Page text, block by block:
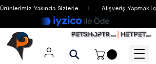
Ürünlerimiz Yakında Sizlerle     I      Alışveriş